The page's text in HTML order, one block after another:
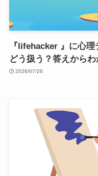
『lifehacker 』に心
どう扱う？答えからわ
2026/07/26